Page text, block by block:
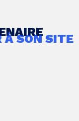
À SON SITE